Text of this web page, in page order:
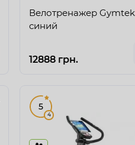
Велотренажер
синий
12888 грн.
5
4